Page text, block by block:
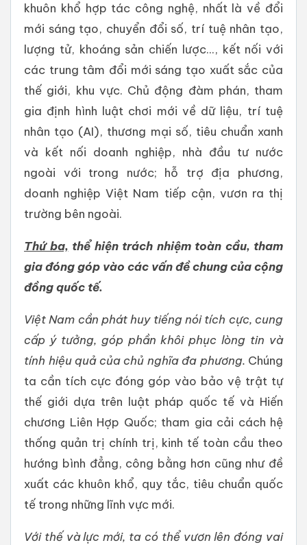
khuôn khổ hợp tác công nghệ, nhất là về đổi
mới sáng tạo, chuyển đổi số, trí tuệ nhân tạo,
lượng tử, khoáng sản chiến lược..., kết nối với
các trung tâm đổi mới sáng tạo xuất sắc của
thế giới, khu vực. Chủ động đàm phán, tham
gia định hình luật chơi mới về dữ liệu, trí tuệ
nhân tạo (AI), thương mại số, tiêu chuẩn xanh
và kết nối doanh nghiệp, nhà đầu tư nước
ngoài với trong nước; hỗ trợ địa phương,
doanh nghiệp Việt Nam tiếp cận, vươn ra thị
trường bên ngoài.
Thứ ba, thể hiện trách nhiệm toàn cầu, tham
gia đóng góp vào các vấn đề chung của cộng
đồng quốc tế.
Việt Nam cần phát huy tiếng nói tích cực, cung
cấp ý tưởng, góp phần khôi phục lòng tin và
tính hiệu quả của chủ nghĩa đa phương. Chúng
ta cần tích cực đóng góp vào bảo vệ trật tự
thế giới dựa trên luật pháp quốc tế và Hiến
chương Liên Hợp Quốc; tham gia cải cách hệ
thống quản trị chính trị, kinh tế toàn cầu theo
hướng bình đẳng, công bằng hơn cũng như đề
xuất các khuôn khổ, quy tắc, tiêu chuẩn quốc
tế trong những lĩnh vực mới.
Với thế và lực mới, ta có thể vươn lên đóng vai